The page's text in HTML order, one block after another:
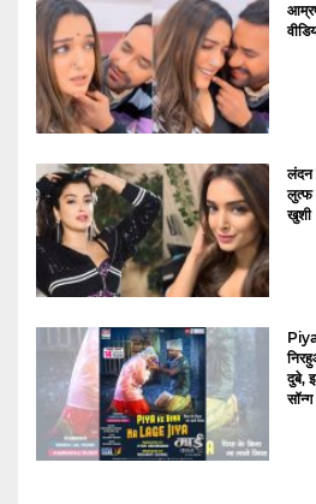
लंदन
लुत्फ
खुशी
दुबे,
सॉन्ग